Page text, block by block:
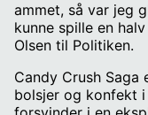
ammet, så var jeg
kunne spille en
Olsen til Politiken.
Candy Crush Saga
bolsjer og konfekt